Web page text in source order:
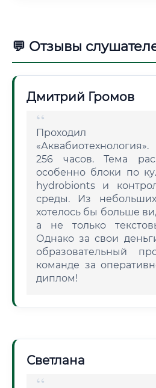
💬 Отзывы
Дмитрий Громов
Проходил
256 часов. Тема
особенно блоки по
hydrobionts и
среды. Из
хотелось бы больше
а не только
Однако за свои
образовательный
команде за
диплом!
Светлана